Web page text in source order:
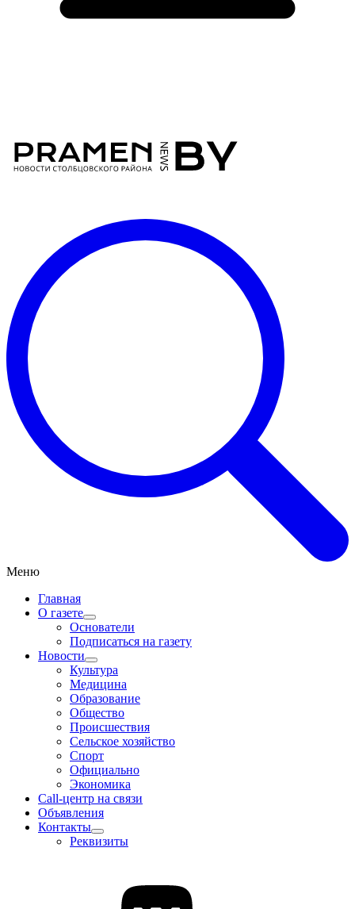
Меню
Главная
О газете
Основатели
Подписаться на газету
Новости
Культура
Медицина
Образование
Общество
Происшествия
Сельское хозяйство
Спорт
Официально
Экономика
Call-центр на связи
Объявления
Контакты
Реквизиты